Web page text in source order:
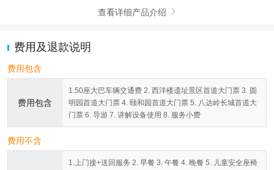
查看详细产品介绍 
费用及退款说明
费用包含
费用包含
1.50座大巴车辆交通费 2. 西洋楼遗址景区首道大门票 3. 圆
明园首道大门票 4. 颐和园首道大门票 5. 八达岭长城首道大
门票 6. 导游 7. 讲解设备使用 8. 服务小费
费用不含
1.上门接+送回服务 2. 早餐 3. 午餐 4. 晚餐 5. 儿童安全座椅